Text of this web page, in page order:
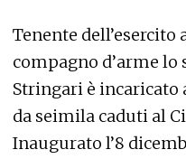
Tenente
compagno d’arme
Stringari è incaricato
da seimila caduti al
Inaugurato l’8